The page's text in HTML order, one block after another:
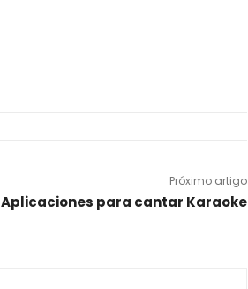
Próximo artigo
Aplicaciones para cantar Karaoke